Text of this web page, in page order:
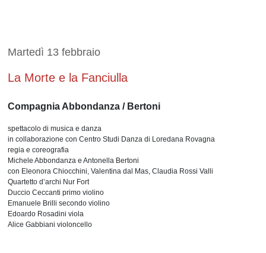
Martedì 13 febbraio
La Morte e la Fanciulla
Compagnia Abbondanza / Bertoni
spettacolo di musica e danza
in collaborazione con Centro Studi Danza di Loredana Rovagna
regia e coreografia
Michele Abbondanza e Antonella Bertoni
con Eleonora Chiocchini, Valentina dal Mas, Claudia Rossi Valli
Quartetto d’archi Nur Fort
Duccio Ceccanti primo violino
Emanuele Brilli secondo violino
Edoardo Rosadini viola
Alice Gabbiani violoncello